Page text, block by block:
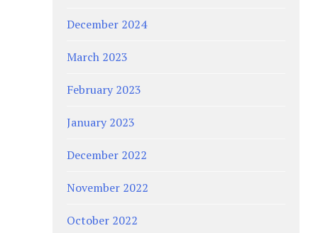
December 2024
March 2023
February 2023
January 2023
December 2022
November 2022
October 2022